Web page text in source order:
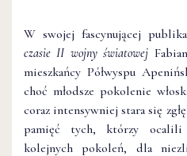
W swojej fascynującej
czasie II wojny światowej
mieszkańcy Półwyspu
choć młodsze pokolenie
coraz intensywniej stara się
pamięć tych, którzy
kolejnych pokoleń, dla